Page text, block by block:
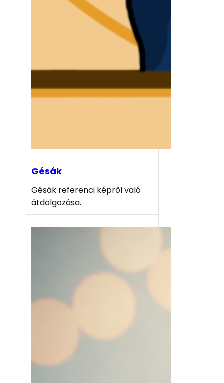
Gésák
Gésák referenci képről való
átdolgozása.